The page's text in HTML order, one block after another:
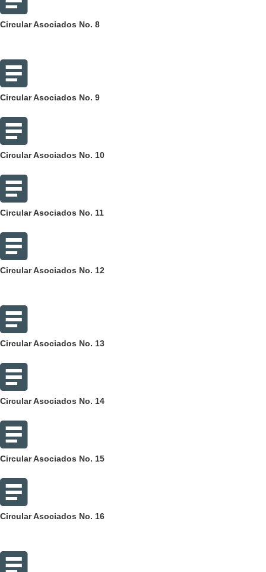
Circular Asociados No. 8
Circular Asociados No. 9
Circular Asociados No. 10
Circular Asociados No. 11
Circular Asociados No. 12
Circular Asociados No. 13
Circular Asociados No. 14
Circular Asociados No. 15
Circular Asociados No. 16